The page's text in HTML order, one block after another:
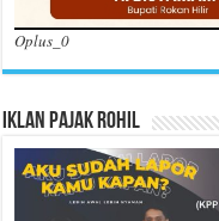
Oplus_0
Iklan Pajak Rohil